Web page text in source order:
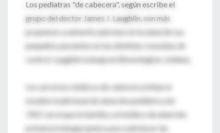
Los pediatras "de cabecera", según escribe el
grupo del doctor James J. Laughlin, son más
propensos a advertir patrones en la salud de sus
pequeños pacientes en las distintas consultas de
control. Laughlin trabaja en Bloomington, Indiana.
Los servicios médicos de cabecera imitan el
modelo tradicional de atención pediátrica de
1967, en el que la familia y el médico de atención
primaria trabajan juntos para satisfacer las